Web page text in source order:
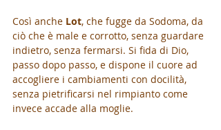
Così anche Lot, che fugge da Sodoma, da
ciò che è male e corrotto, senza guardare
indietro, senza fermarsi. Si fida di Dio,
passo dopo passo, e dispone il cuore ad
accogliere i cambiamenti con docilità,
senza pietrificarsi nel rimpianto come
invece accade alla moglie.